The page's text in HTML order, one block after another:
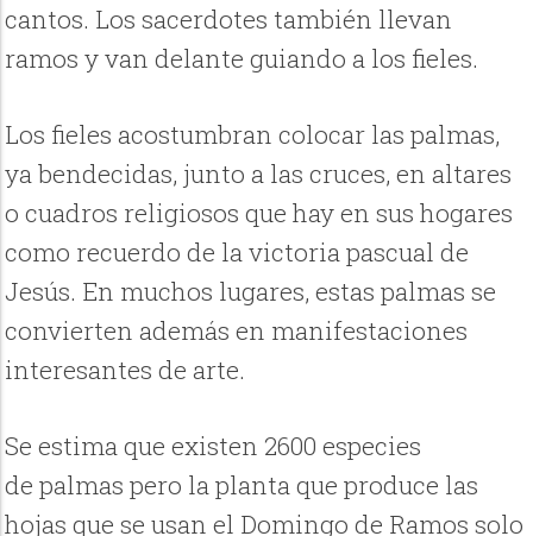
cantos. Los sacerdotes también llevan
ramos y van delante guiando a los fieles.
Los fieles acostumbran colocar las palmas,
ya bendecidas, junto a las cruces, en altares
o cuadros religiosos que hay en sus hogares
como recuerdo de la victoria pascual de
Jesús. En muchos lugares, estas palmas se
convierten además en manifestaciones
interesantes de arte.
Se estima que existen 2600 especies
de palmas pero la planta que produce las
hojas que se usan el Domingo de Ramos solo